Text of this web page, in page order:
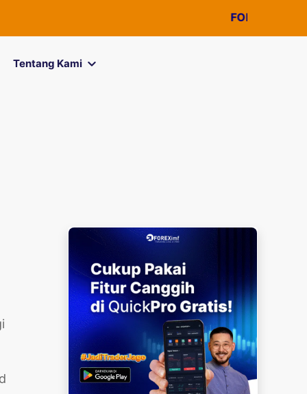
FOREXimfkini
Tentang Kami